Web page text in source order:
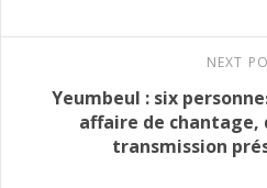
NEXT
Yeumbeul : six
affaire de chantage,
transmission